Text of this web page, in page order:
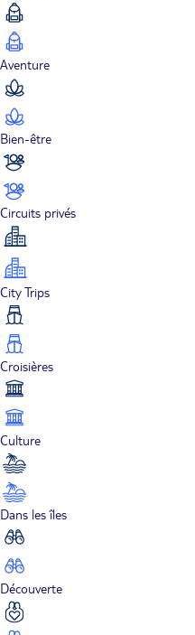
Aventure
Bien-être
Circuits privés
City Trips
Croisières
Culture
Dans les îles
Découverte